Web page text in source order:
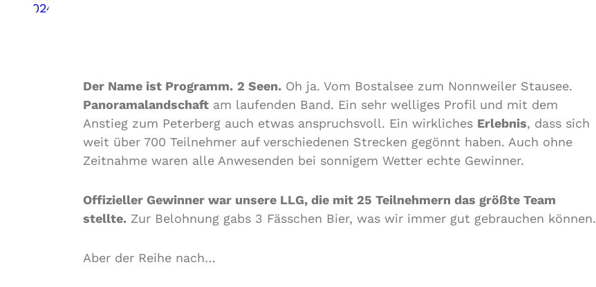
Der Name ist Programm. 2 Seen. Oh ja. Vom Bostalsee zum Nonnweiler Stausee.
Panoramalandschaft am laufenden Band. Ein sehr welliges Profil und mit dem
Anstieg zum Peterberg auch etwas anspruchsvoll. Ein wirkliches Erlebnis, dass sich
weit über 700 Teilnehmer auf verschiedenen Strecken gegönnt haben. Auch ohne
Zeitnahme waren alle Anwesenden bei sonnigem Wetter echte Gewinner.
Offizieller Gewinner war unsere LLG, die mit 25 Teilnehmern das größte Team
stellte. Zur Belohnung gabs 3 Fässchen Bier, was wir immer gut gebrauchen können.
Aber der Reihe nach…